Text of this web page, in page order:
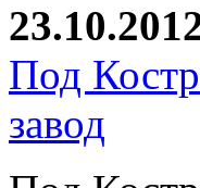
Под
завод